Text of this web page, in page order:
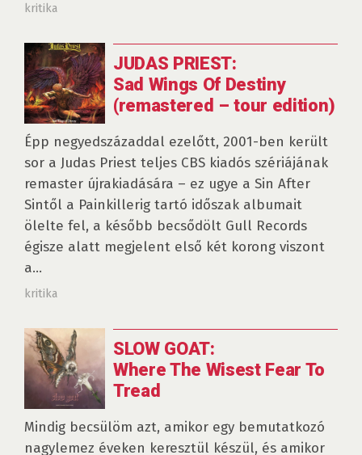
kritika
JUDAS PRIEST:
Sad Wings Of Destiny
(remastered – tour edition)
Épp negyedszázaddal ezelőtt, 2001-ben került
sor a Judas Priest teljes CBS kiadós szériájának
remaster újrakiadására – ez ugye a Sin After
Sintől a Painkillerig tartó időszak albumait
ölelte fel, a később becsődölt Gull Records
égisze alatt megjelent első két korong viszont
a...
kritika
SLOW GOAT:
Where The Wisest Fear To
Tread
Mindig becsülöm azt, amikor egy bemutatkozó
nagylemez éveken keresztül készül, és amikor